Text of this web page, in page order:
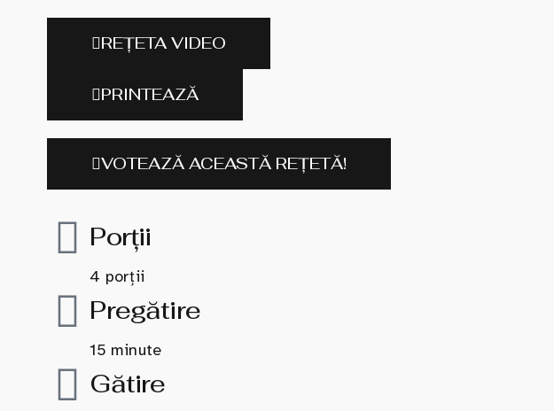
REȚETA VIDEO
PRINTEAZĂ
VOTEAZĂ ACEASTĂ REȚETĂ!
Porții
4 porții
Pregătire
15 minute
Gătire